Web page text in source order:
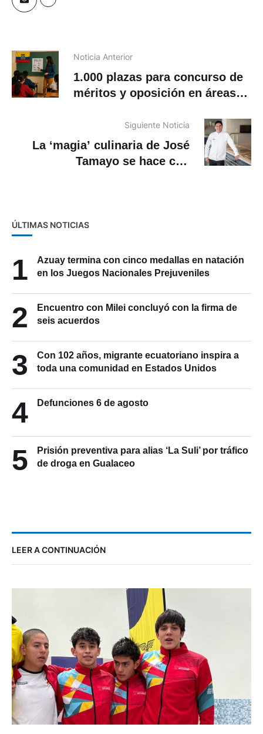
Noticia Anterior
1.000 plazas para concurso de
méritos y oposición en áreas
Siguiente Noticia
La ‘magia’ culinaria de José
Tamayo se hace con
ÚLTIMAS NOTICIAS
1
Azuay termina con cinco medallas en natación
en los Juegos Nacionales Prejuveniles
2
Encuentro con Milei concluyó con la firma de
seis acuerdos
3
Con 102 años, migrante ecuatoriano inspira a
toda una comunidad en Estados Unidos
4 Defunciones 6 de agosto
5
Prisión preventiva para alias ‘La Suli’ por tráfico
de droga en Gualaceo
LEER A CONTINUACIÓN